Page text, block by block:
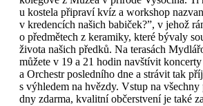
u kostela připraví kvíz a workshop
v kredencích našich babiček?”, v jehož
o předmětech z keramiky, které bývaly
života našich předků. Na terasách
můžete v 19 a 21 hodin navštívit
a Orchestr posledního dne a strávit tak
s výhledem na hvězdy. Vstup na
dny zdarma, kvalitní občerstvení je také